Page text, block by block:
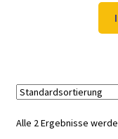
Alle 2 Ergebnisse